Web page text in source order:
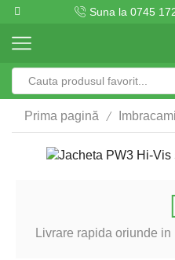
Suna la 0745
Prima pagină /
Livrare rapida oriunde in